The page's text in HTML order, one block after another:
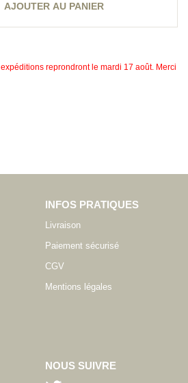
AJOUTER AU PANIER
reprondront le mardi 17 août. Merci
INFOS PRATIQUES
Livraison
Paiement sécurisé
CGV
Mentions légales
NOUS SUIVRE